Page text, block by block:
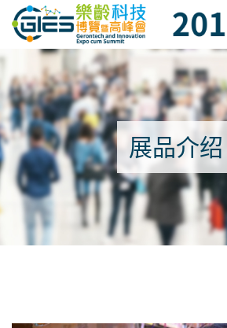
Date: Expo: 16-18 June 2017,
展品介绍